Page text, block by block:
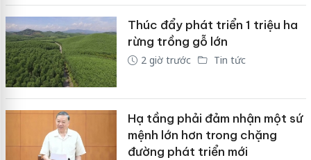
Thúc đẩy phát triển 1 triệu ha
rừng trồng gỗ lớn
2 giờ trước Tin tức
Hạ tầng phải đảm nhận một sứ
mệnh lớn hơn trong chặng
đường phát triển mới